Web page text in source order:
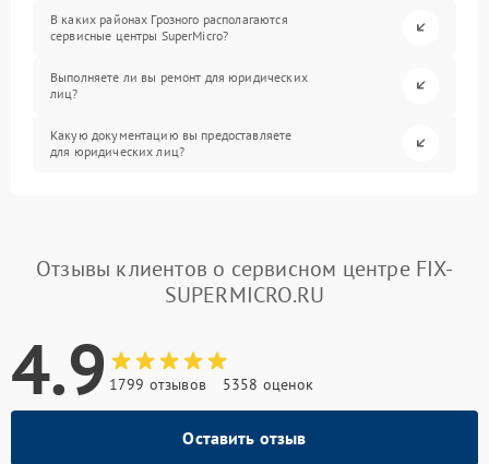
В каких районах Грозного располагаются
сервисные центры SuperMicro?
Выполняете ли вы ремонт для юридических
лиц?
Какую документацию вы предоставляете
для юридических лиц?
Отзывы клиентов о сервисном центре FIX-
SUPERMICRO.RU
4.9 1799 отзывов 5358 оценок
Оставить отзыв